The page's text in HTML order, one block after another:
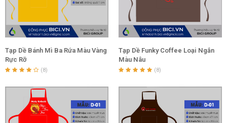
Tạp Dề Bánh Mì Ba Rứa Màu Vàng
Rực Rỡ
(8)
Tạp Dề Funky Coffee Loại Ngắn
Màu Nâu
(8)